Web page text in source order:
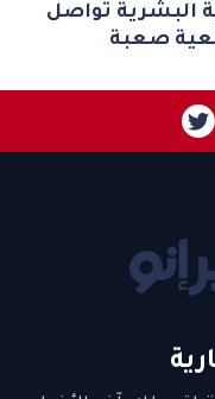
البشرية تواصل
صعبة